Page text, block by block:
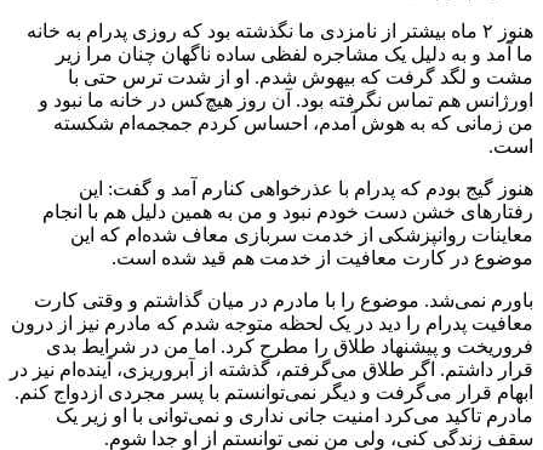
هنوز ۲ ماه بیشتر از نامزدی ما نگذشته بود که روزی پدرام به خانه
ما آمد و به دلیل یک مشاجره لفظی ساده ناگهان چنان مرا زیر
مشت و لگد گرفت که بیهوش شدم. او از شدت ترس حتی با
اورژانس هم تماس نگرفته بود. آن روز هیچ‌کس در خانه ما نبود و
من زمانی که به هوش آمدم، احساس کردم جمجمه‌ام شکسته
است.
هنوز گیج بودم که پدرام با عذرخواهی کنارم آمد و گفت: این
رفتارهای خشن دست خودم نبود و من به همین دلیل هم با انجام
معاینات روان‎پزشکی از خدمت سربازی معاف شده‌ام که این
موضوع در کارت معافیت از خدمت هم قید شده است.
باورم نمی‌شد. موضوع را با مادرم در میان گذاشتم و وقتی کارت
معافیت پدرام را دید در یک لحظه متوجه شدم که مادرم نیز از درون
فروریخت و پیشنهاد طلاق را مطرح کرد. اما من در شرایط بدی
قرار داشتم. اگر طلاق می‌گرفتم، گذشته از آبروریزی، آینده‌ام نیز در
ابهام قرار می‌گرفت و دیگر نمی‌توانستم با پسر مجردی ازدواج کنم.
مادرم تاکید می‌کرد امنیت جانی نداری و نمی‌توانی با او زیر یک
سقف زندگی کنی، ولی من نمی توانستم از او جدا شوم.